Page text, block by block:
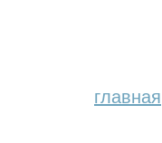
главная